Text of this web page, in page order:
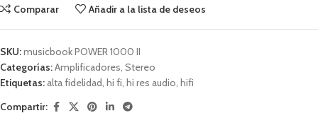
Comparar Añadir a la lista de deseos
SKU:musicbook POWER 1000 II
Categorías:Amplificadores, Stereo
Etiquetas: alta fidelidad, hi fi, hi res audio, hifi
Compartir: